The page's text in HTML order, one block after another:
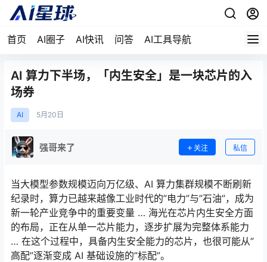
首页 AI圈子 AI快讯 问答 AI工具导航
AI 算力下半场，「内生安全」是一块芯片的入
场券
AI 5月 20日
强哥来了 关注 私信
当大模型参数规模迈向万亿级、AI 算力集群规模不断刷新
纪录时，算力已越来越像工业时代的”电力”与”石油”，成为
新一轮产业竞争中的重要变量 … 海光在芯片内生安全方面
的布局，正在从单一芯片能力，逐步扩展为完整体系能力
… 在这个过程中，具备内生安全能力的芯片，也很可能从”
高配”逐渐变成 AI 基础设施的”标配”。